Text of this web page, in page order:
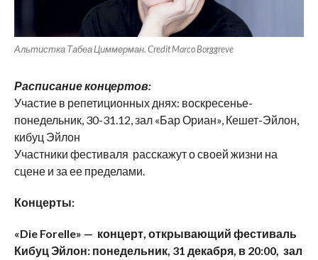
Альтистка Табеа Циммерман. Credit Marco Borggreve
Расписание концертов:
Участие в репетиционных днях: воскресенье-
понедельник, 30-31.12, зал «Бар Ориан», Кешет-Эйлон,
кибуц Эйлон
Участники фестиваля расскажут о своей жизни на
сцене и за ее пределами.
Концерты:
«Die Forelle» — концерт, открывающий фестиваль
Кибуц Эйлон: понедельник, 31 декабря, в 20:00, зал